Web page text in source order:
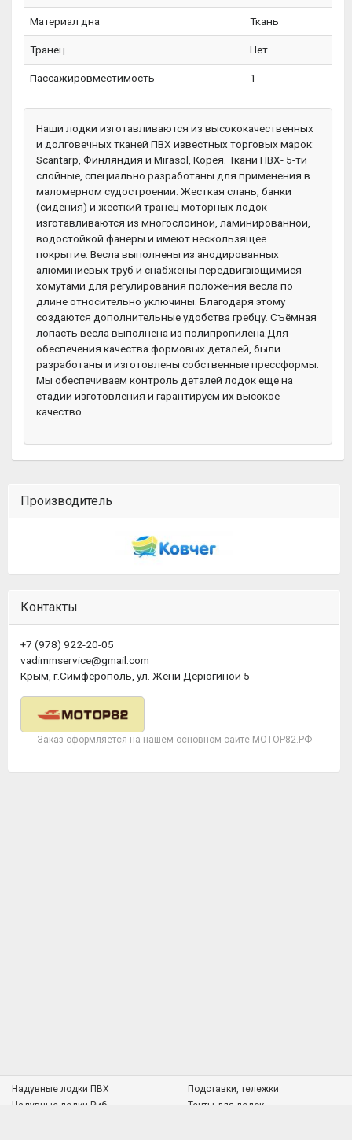
Материал дна Ткань
Транец Нет
Пассажировместимость 1
Наши лодки изготавливаются из высококачественных
и долговечных тканей ПВХ известных торговых марок:
Scantarp, Финляндия и Мirasol, Корея. Ткани ПВХ- 5-ти
слойные, специально разработаны для применения в
маломерном судостроении. Жесткая слань, банки
(сидения) и жесткий транец моторных лодок
изготавливаются из многослойной, ламинированной,
водостойкой фанеры и имеют нескользящее
покрытие. Весла выполнены из анодированных
алюминиевых труб и снабжены передвигающимися
хомутами для регулирования положения весла по
длине относительно уключины. Благодаря этому
создаются дополнительные удобства гребцу. Съёмная
лопасть весла выполнена из полипропилена.Для
обеспечения качества формовых деталей, были
разработаны и изготовлены собственные прессформы.
Мы обеспечиваем контроль деталей лодок еще на
стадии изготовления и гарантируем их высокое
качество.
Производитель
Контакты
+7 (978) 922-20-05
vadimmservice@gmail.com
Крым, г.Симферополь, ул. Жени Дерюгиной 5
Заказ оформляется на нашем основном сайте МОТОР82.РФ
Надувные лодки ПВХ
Надувные лодки Риб
Подставки, тележки
Тенты для лодок